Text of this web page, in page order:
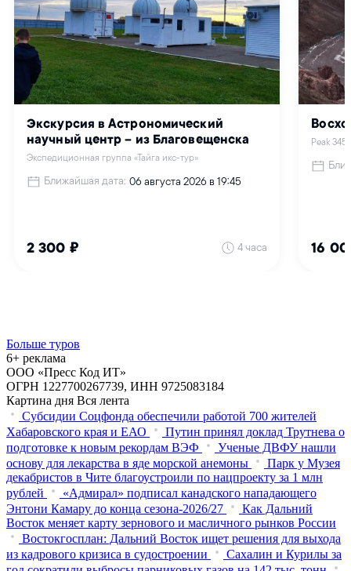
Больше туров
6+ реклама
ООО «Пресс Код ИТ»
ОГРН 1227700267739, ИНН 9725083184
Картина дня Вся лента
Субсидии Соцфонда обеспечили работой 700 жителей
Хабаровского края и ЕАО
Путин принял доклад Трутнева о
подготовке к новым рекордам ВЭФ
Ученые ДВФУ нашли
основу для лекарства в яде морской анемоны
Парк у Музея
декабристов в Чите благоустроили по нацпроекту за 1 млн
рублей
«Адмирал» подписал канадского нападающего
Энтони Камару до конца сезона-2026/27
Как Дальний
Восток меняет карту зернового и масличного рынков России
Востокгосплан: Дальний Восток ищет решения для выхода
из кадрового кризиса в судостроении
Сахалин и Курилы за